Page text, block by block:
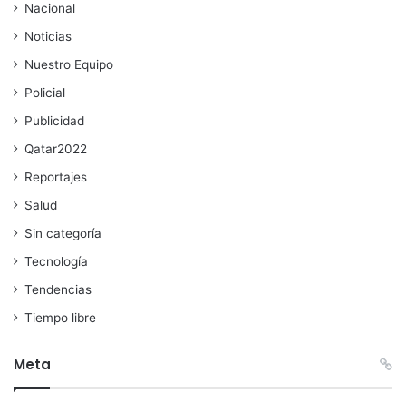
Nacional
Noticias
Nuestro Equipo
Policial
Publicidad
Qatar2022
Reportajes
Salud
Sin categoría
Tecnología
Tendencias
Tiempo libre
Meta